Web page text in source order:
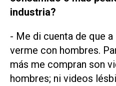
industria?
- Me di cuenta de que
verme con hombres.
más me compran son
hombres; ni videos